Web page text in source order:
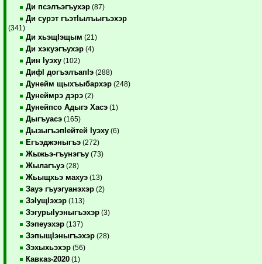
Ди псэлъэгъухэр (87)
Ди сурэт гъэтIылъыгъэхэр
(341)
Ди хьэщIэщым (21)
Ди хэкуэгъухэр (4)
Дин Iуэху (102)
ДифI догъэлъапIэ (288)
Дунейм щыхъыбархэр (248)
Дунеймрэ дэрэ (2)
Дунейпсо Адыгэ Хасэ (1)
Дыгъуасэ (165)
ДызыгъэпIейтей Iуэху (6)
Егъэджэныгъэ (272)
Жыжьэ-гъунэгъу (73)
Жылагъуэ (28)
Жьыщхьэ махуэ (13)
Зауэ гъуэгуанэхэр (2)
ЗэIущIэхэр (113)
ЗэгурыIуэныгъэхэр (3)
Зэпеуэхэр (137)
ЗэпыщIэныгъэхэр (28)
Зэхыхьэхэр (56)
Кавказ-2020 (1)